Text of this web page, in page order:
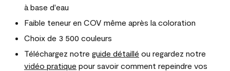
à base d'eau
Faible teneur en COV même après la coloration
Choix de 3 500 couleurs
Téléchargez notre guide détaillé ou regardez notre
vidéo pratique pour savoir comment repeindre vos